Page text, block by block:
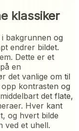
klassiker
bakgrunnen og
endrer bildet.
Dette er et
en
det vanlige om til
kontrasten og
det flate,
Hver kant
og hvert bilde
ved et uhell.